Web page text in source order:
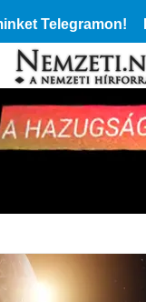
Telegramon!